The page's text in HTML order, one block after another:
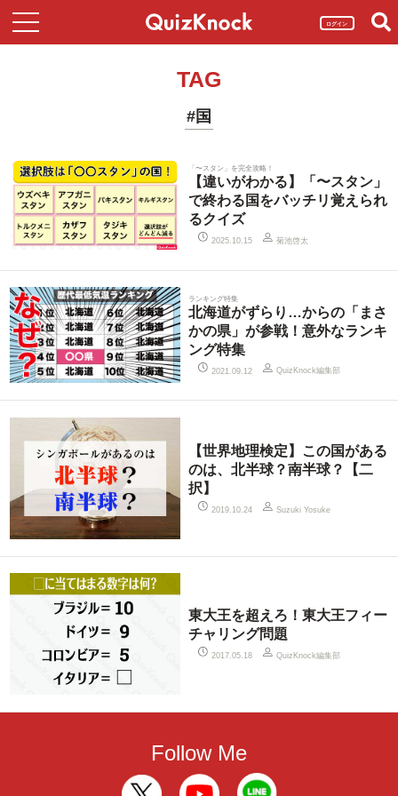
ログイン
TAG
#国
「〜スタン」を完全攻略！
【違いがわかる】「〜スタン」
で終わる国をバッチリ覚えられ
るクイズ
2025.10.15 菊池啓太
ランキング特集
北海道がずらり…からの「まさ
かの県」が参戦！意外なランキ
ング特集
2021.09.12 QuizKnock編集部
【世界地理検定】この国がある
のは、北半球？南半球？【二
択】
2019.10.24 Suzuki Yosuke
東大王を超えろ！東大王フィー
チャリング問題
2017.05.18 QuizKnock編集部
Follow Me